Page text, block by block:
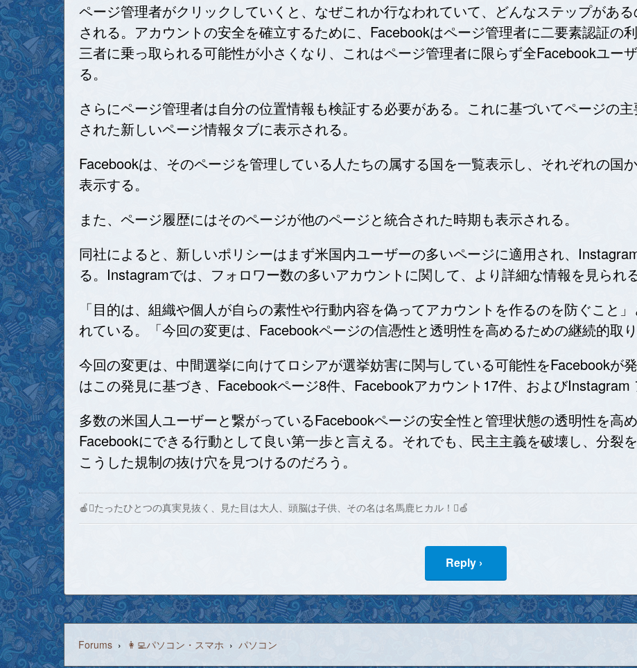
ページ管理者がクリックしていくと、なぜこれか行なわれていて、どんなステップがあ
される。アカウントの安全を確立するために、Facebookはページ管理者に二要素認証の
三者に乗っ取られる可能性が小さくなり、これはページ管理者に限らず全Facebookユー
る。
さらにページ管理者は自分の位置情報も検証する必要がある。これに基づいてページの
された新しいページ情報タブに表示される。
Facebookは、そのページを管理している人たちの属する国を一覧表示し、それぞれの国
表示する。
また、ページ履歴にはそのページが他のページと統合された時期も表示される。
同社によると、新しいポリシーはまず米国内ユーザーの多いページに適用され、
る。Instagramでは、フォロワー数の多いアカウントに関して、より詳細な情報を見られ
「目的は、組織や個人が自らの素性や行動内容を偽ってアカウントを作るのを防ぐこと
れている。「今回の変更は、Facebookページの信憑性と透明性を高めるための継続的取
今回の変更は、中間選挙に向けてロシアが選挙妨害に関与している可能性をFacebookが
はこの発見に基づき、Facebookページ8件、Facebookアカウント17件、およびInstagram
多数の米国人ユーザーと繋がっているFacebookページの安全性と管理状態の透明性を高
Facebookにできる行動として良い第一歩と言える。それでも、民主主義を破壊し、分裂
こうした規制の抜け穴を見つけるのだろう。
🍎たったひとつの真実見抜く、見た目は大人、頭脳は子供、その名は名馬鹿ヒカル！🍏
Reply ›
Forums › 👩‍💻パソコン・スマホ › パソコン